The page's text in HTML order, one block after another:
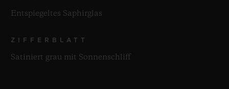
Entspiegeltes Saphirglas
ZIFFERBLATT
Satiniert grau mit Sonnenschliff